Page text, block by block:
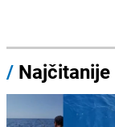
/ Najčitanije